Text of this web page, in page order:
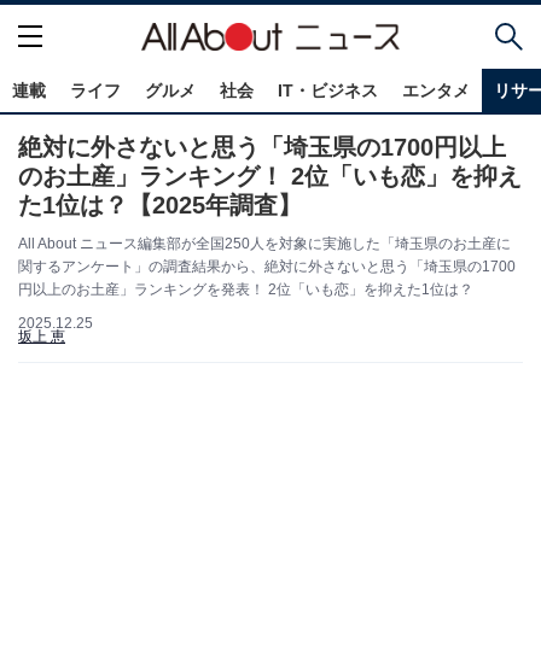
連載 ライフ グルメ 社会 IT・ビジネス エンタメ リサ
絶対に外さないと思う「埼玉県の1700円以上
のお土産」ランキング！ 2位「いも恋」を抑え
た1位は？【2025年調査】
All About ニュース編集部が全国250人を対象に実施した「埼玉県のお土産に
関するアンケート」の調査結果から、絶対に外さないと思う「埼玉県の1700
円以上のお土産」ランキングを発表！ 2位「いも恋」を抑えた1位は？
2025.12.25
坂上 恵